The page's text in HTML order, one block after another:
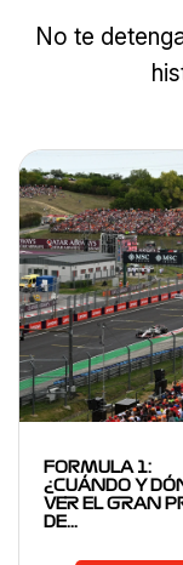
No te
FORMULA 1:
¿CUÁNDO Y
VER EL GRAN
DE…